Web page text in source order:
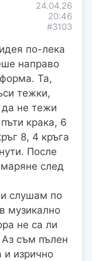
24.04.26
20:46
#3103
по-лека
направо
форма. Та,
тежки,
да не тежи
крака, 6
8, 4 кръга
После
след
слушам по
музикално
не са ли
Аз съм пълен
и изрично